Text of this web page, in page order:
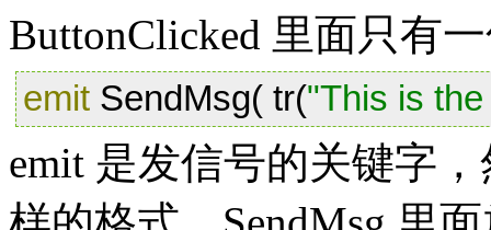
ButtonClicked 里面只有
emit SendMsg( tr("This is the
emit 是发信号的关键字